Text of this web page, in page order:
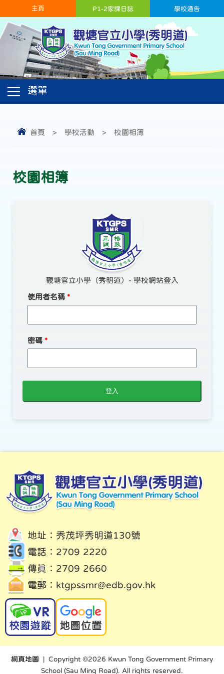
主頁 學校通告
P1-2家課日誌
首頁 > 學校活動 > 校園相簿
校園相簿
觀塘官立小學（秀明道）- 學校網站登入
使用者名稱 *
密碼 *
地址：秀茂坪秀明道130號
電話：2709 2220
傳真：2709 2660
電郵： ktgpssmr@edb.gov.hk
網頁地圖 | Copyright ©2026 Kwun Tong Government Primary
School (Sau Ming Road). All rights reserved.